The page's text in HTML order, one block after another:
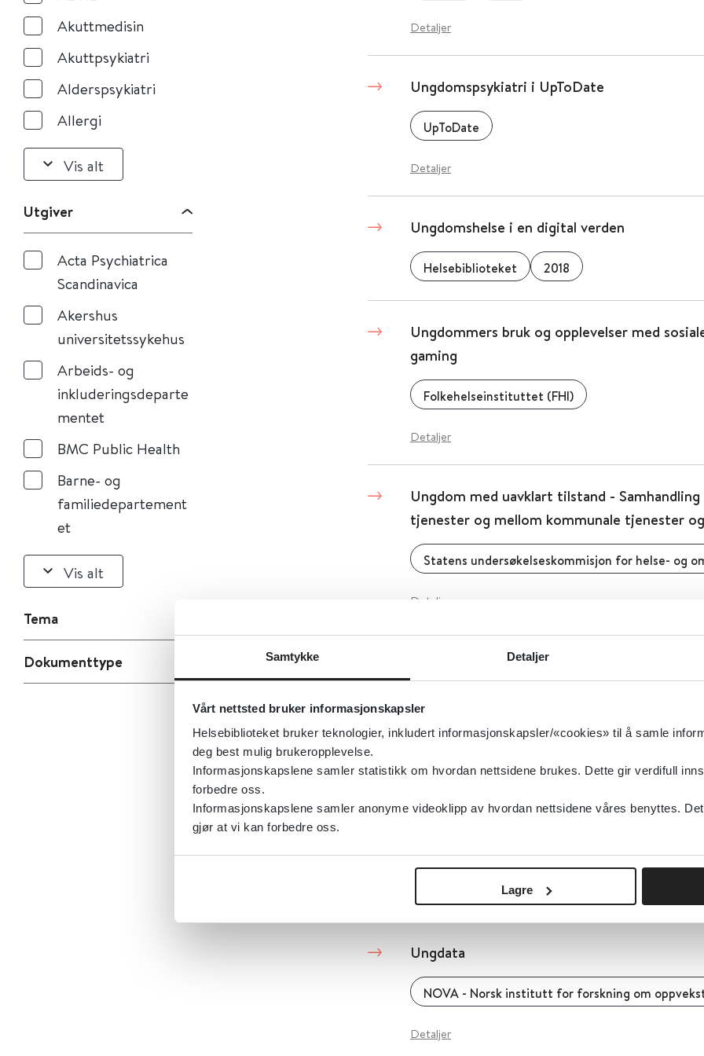
Samtykke Detaljer
Vårt nettsted bruker informasjonskapsler
Helsebiblioteket bruker teknologier, inkludert informasjonskapsler/«cookies» til å samle
deg best mulig brukeropplevelse.
Informasjonskapslene samler statistikk om hvordan nettsidene brukes. Dette gir verdifull
forbedre oss.
Informasjonskapslene samler anonyme videoklipp av hvordan nettsidene våres benyttes.
gjør at vi kan forbedre oss.
Lagre
Akuttmedisin
Akuttpsykiatri
Alderspsykiatri
Allergi
Vis alt
Utgiver
Acta Psychiatrica
Scandinavica
Akershus
universitetssykehus
Arbeids- og
inkluderingsdeparte
mentet
BMC Public Health
Barne- og
familiedepartement
et
Vis alt
Tema
Dokumenttype
Detaljer
Ungdomspsykiatri i UpToDate
UpToDate
Detaljer
Ungdomshelse i en digital verden
Helsebiblioteket 2018
Ungdommers bruk og opplevelser med
gaming
Folkehelseinstituttet (FHI)
Detaljer
Ungdom med uavklart tilstand -
tjenester og mellom kommunale tjenester
Detaljer
Ungdom med god psykisk helse er meir
nett (FHI)
Folkehelseinstituttet (FHI) 2026
refleksjoner fra kurset FLEXid
Folkehelseinstituttet (FHI)
Ungdata
Detaljer